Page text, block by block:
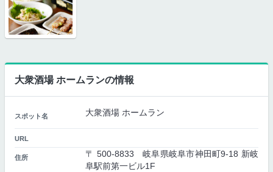
大衆酒場 ホームランの情報
スポット名 大衆酒場 ホームラン
URL
住所
〒 500-8833 岐阜県岐阜市神田町9-18 新岐
阜駅前第一ビル1F